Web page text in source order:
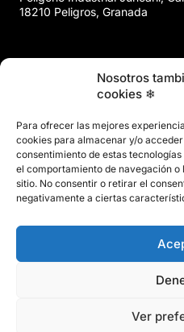
Nosotros
cookies ❄
Para ofrecer las mejores
cookies para almacenar y/o
consentimiento de estas
el comportamiento de navegación
sitio. No consentir o retirar el
negativamente a ciertas
Ver
18210 Peligros, Granada
el Trabajo
Aviso Legal
Privacidad
Políticas de Cookies